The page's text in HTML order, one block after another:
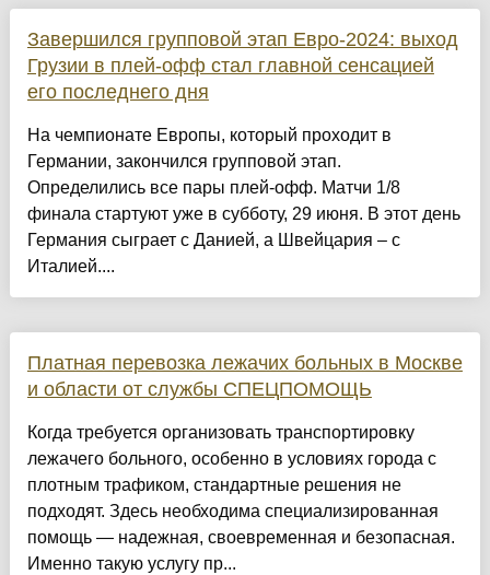
Завершился групповой этап Евро-2024: выход
Грузии в плей-офф стал главной сенсацией
его последнего дня
На чемпионате Европы, который проходит в
Германии, закончился групповой этап.
Определились все пары плей-офф. Матчи 1/8
финала стартуют уже в субботу, 29 июня. В этот день
Германия сыграет с Данией, а Швейцария – с
Италией....
Платная перевозка лежачих больных в Москве
и области от службы СПЕЦПОМОЩЬ
Когда требуется организовать транспортировку
лежачего больного, особенно в условиях города с
плотным трафиком, стандартные решения не
подходят. Здесь необходима специализированная
помощь — надежная, своевременная и безопасная.
Именно такую услугу пр...